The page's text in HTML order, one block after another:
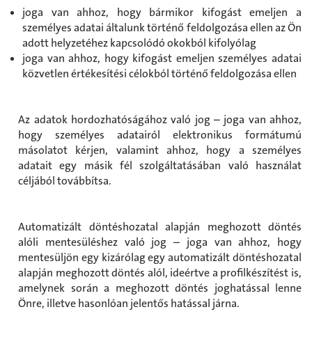
joga van ahhoz, hogy bármikor kifogást emeljen a
személyes adatai általunk történő feldolgozása ellen az Ön
adott helyzetéhez kapcsolódó okokból kifolyólag
joga van ahhoz, hogy kifogást emeljen személyes adatai
közvetlen értékesítési célokból történő feldolgozása ellen
Az adatok hordozhatóságához való jog – joga van ahhoz,
hogy személyes adatairól elektronikus formátumú
másolatot kérjen, valamint ahhoz, hogy a személyes
adatait egy másik fél szolgáltatásában való használat
céljából továbbítsa.
Automatizált döntéshozatal alapján meghozott döntés
alóli mentesüléshez való jog – joga van ahhoz, hogy
mentesüljön egy kizárólag egy automatizált döntéshozatal
alapján meghozott döntés alól, ideértve a profilkészítést is,
amelynek során a meghozott döntés joghatással lenne
Önre, illetve hasonlóan jelentős hatással járna.